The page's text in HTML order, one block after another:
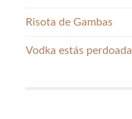
Risota de Gambas
Vodka estás perdoada